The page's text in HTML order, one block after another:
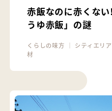
赤飯なのに赤くな
うゆ赤飯」の謎
くらしの味方 シティエリア
材